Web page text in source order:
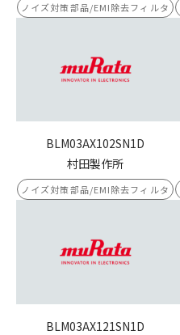
ノイズ対策部品/EMI除去フィルタ
BLM03AX102SN1D
村田製作所
ノイズ対策部品/EMI除去フィルタ
BLM03AX121SN1D